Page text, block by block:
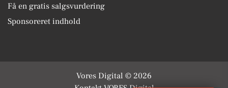
Få en gratis salgsvurdering
Sponsoreret indhold
Vores Digital © 2026